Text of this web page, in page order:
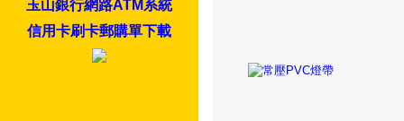
玉山銀行網路ATM系統
信用卡刷卡郵購單下載